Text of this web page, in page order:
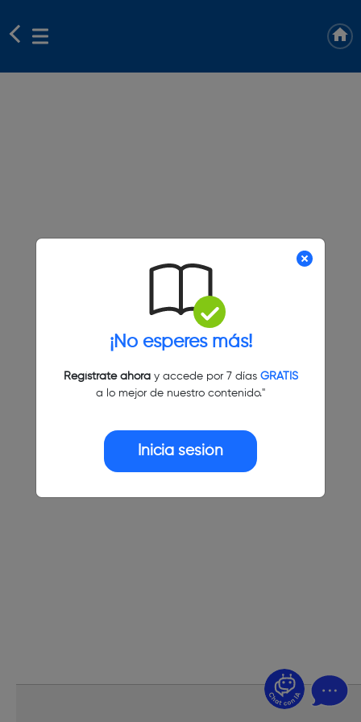
¡No esperes más!
Regístrate ahoray accede por 7 días GRATIS
a lo mejor de nuestro contenido."
Inicia sesión